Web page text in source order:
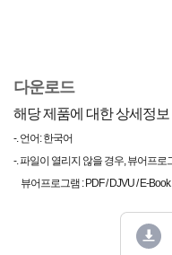
다운로드
해당 제품에 대한 상세정
-. 언어: 한국어
-. 파일이 열리지 않을 경우, 뷰어프
뷰어프로그램 : PDF / DJVU / E-Book